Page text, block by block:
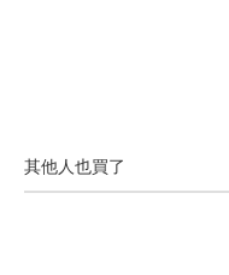
其他人也買了